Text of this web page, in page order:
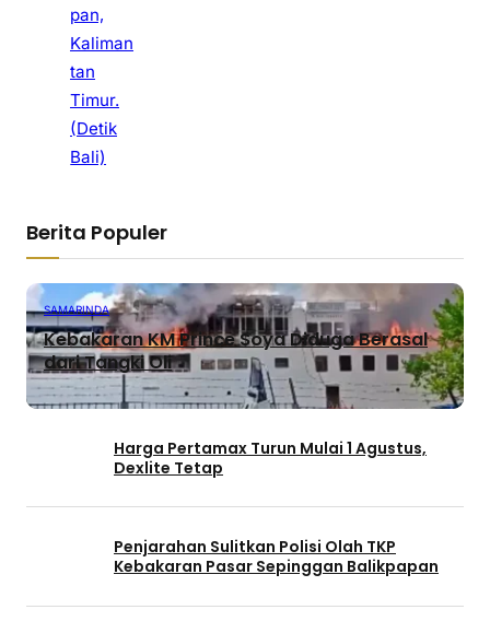
pan,
Kaliman
tan
Timur.
(Detik
Bali)
Berita Populer
SAMARINDA
Kebakaran KM Prince Soya Diduga Berasal
dari Tangki Oli
Harga Pertamax Turun Mulai 1 Agustus,
Dexlite Tetap
Penjarahan Sulitkan Polisi Olah TKP
Kebakaran Pasar Sepinggan Balikpapan